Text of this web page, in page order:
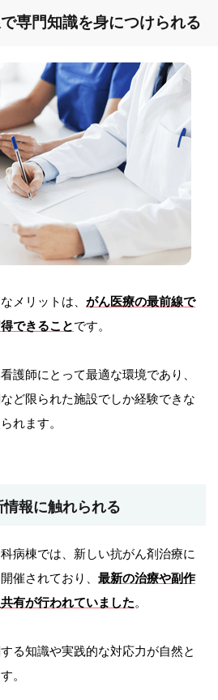
専門知識を身につけられる
メリットは、 がん医療の最前線で
できることです。
護師にとって最適な環境であり、
ど限られた施設でしか経験できな
れます。
報に触れられる
病棟では、新しい抗がん剤治療に
催されており、 最新の治療や副作
有が行われていました。
る知識や実践的な対応力が自然と
。